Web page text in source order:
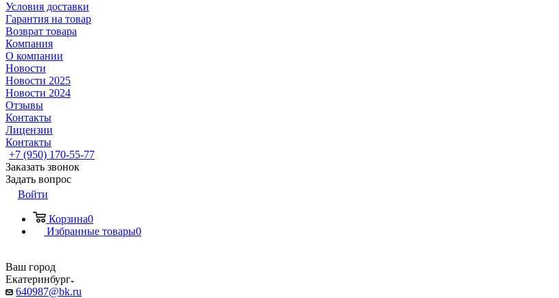
Условия доставки
Гарантия на товар
Возврат товара
Компания
О компании
Новости
Новости 2025
Новости 2024
Отзывы
Контакты
Лицензии
Контакты
+7 (950) 170-55-77
Заказать звонок
Задать вопрос
Войти
Корзина0
Избранные товары0
Ваш город
Екатеринбург
640987@bk.ru